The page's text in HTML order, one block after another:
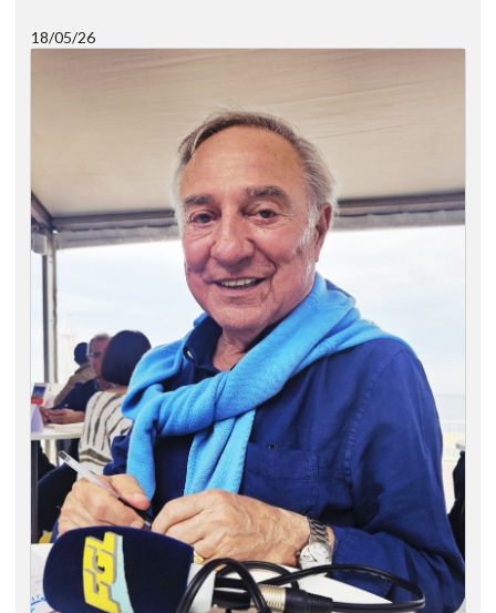
18/05/26